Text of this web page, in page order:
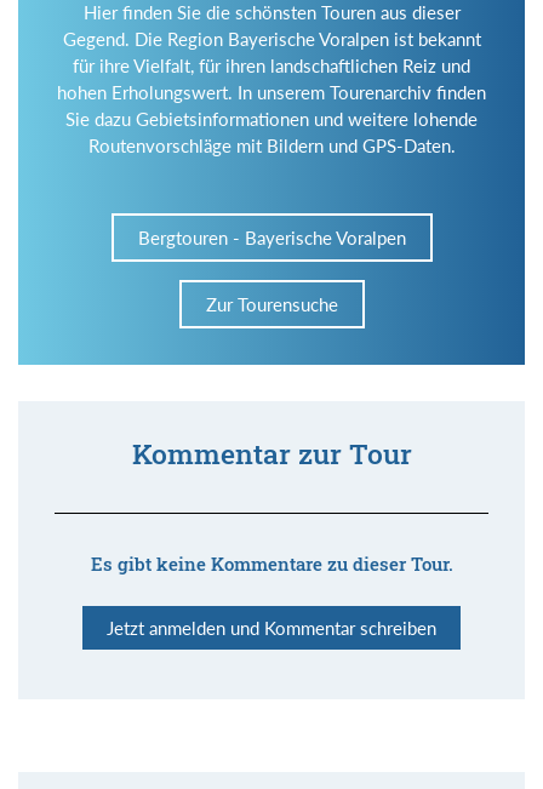
Hier finden Sie die schönsten Touren aus dieser
Gegend. Die Region Bayerische Voralpen ist bekannt
für ihre Vielfalt, für ihren landschaftlichen Reiz und
hohen Erholungswert. In unserem Tourenarchiv finden
Sie dazu Gebietsinformationen und weitere lohende
Routenvorschläge mit Bildern und GPS-Daten.
Bergtouren - Bayerische Voralpen
Zur Tourensuche
Kommentar zur Tour
Es gibt keine Kommentare zu dieser Tour.
Jetzt anmelden und Kommentar schreiben